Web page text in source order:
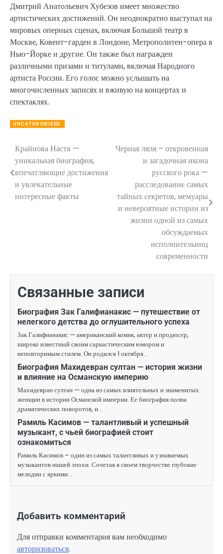
Дмитрий Анатольевич Хубезов имеет множество
артистических достижений. Он неоднократно выступал на
мировых оперных сценах, включая Большой театр в
Москве, Ковент-гарден в Лондоне, Метрополитен-опера в
Нью-Йорке и другие. Он также был награжден
различными призами и титулами, включая Народного
артиста России. Его голос можно услышать на
многочисленных записях и вживую на концертах и
спектаклях.
UNCATEGORISED
Навигация
по
записям
Крайнова Настя —
уникальная биография,
впечатляющие достижения
и увлекательные
интересные факты
Черная ляля – откровенная
и загадочная икона
русского рока —
расследование самых
тайных секретов, мемуары
и невероятные истории из
жизни одной из самых
обсуждаемых
исполнительниц
современности
Связанные записи
Биография Зак Галифианакис — путешествие от
нелегкого детства до оглушительного успеха
Зак Галифианакис — американский комик, актер и продюсер,
широко известный своим саркастическим юмором и
неповторимым стилем. Он родился 1 октября…
Биография Махидевран султан — история жизни
и влияние на Османскую империю
Махидевран султан — одна из самых влиятельных и знаменитых
женщин в истории Османской империи. Ее биография полна
драматических поворотов, и…
Рамиль Касимов — талантливый и успешный
музыкант, с чьей биографией стоит
ознакомиться
Рамиль Касимов – один из самых талантливых и узнаваемых
музыкантов нашей эпохи. Сочетая в своем творчестве глубокие
мелодии с яркими…
Добавить комментарий
Для отправки комментария вам необходимо
авторизоваться.